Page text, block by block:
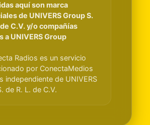
aquí son marca
de UNIVERS Group S.
de C.V. y/o compañías
a UNIVERS Group
Radios es un servicio
por ConectaMedios
independiente de UNIVERS
de R. L. de C.V.